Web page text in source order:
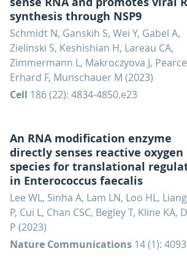
synthesis through NSP9
Schmidt N, Ganskih S, Wei Y, Gabel A,
Zielinski S, Keshishian H, Lareau CA,
Zimmermann L, Makroczyova J,
Erhard F, Munschauer M (2023)
Cell 186 (22): 4834-4850.e23
An RNA modification enzyme
directly senses reactive oxygen
species for translational
in Enterococcus faecalis
Lee WL, Sinha A, Lam LN, Loo HL,
P, Cui L, Chan CSC, Begley T, Kline KA,
P (2023)
Nature Communications 14 (1): 4093